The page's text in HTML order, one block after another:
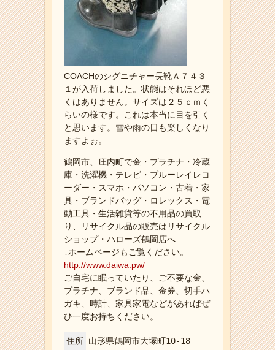
COACHのシグニチャー長靴Ａ７４３
１が入荷しました。状態はそれほど悪
くはありません。サイズは２５ｃｍく
らいの様です。これは本当に目を引く
と思います。雪や雨の日も楽しくなり
ますよぉ。
鶴岡市、庄内町で金・プラチナ・冷蔵
庫・洗濯機・テレビ・ブルーレイレコ
ーダー・スマホ・パソコン・古着・家
具・ブランドバッグ・ロレックス・電
動工具・生活雑貨等の不用品の買取
り、リサイクル品の販売はリサイクル
ショップ・ハローズ鶴岡店へ
↓ホームページもご覧ください。
http://www.daiwa.pw/
ご自宅に眠っていたり、ご不要な金、
プラチナ、ブランド品、金券、切手ハ
ガキ、時計、家具家電などがあればぜ
ひ一度お持ちください。
住所 山形県鶴岡市大塚町10-18